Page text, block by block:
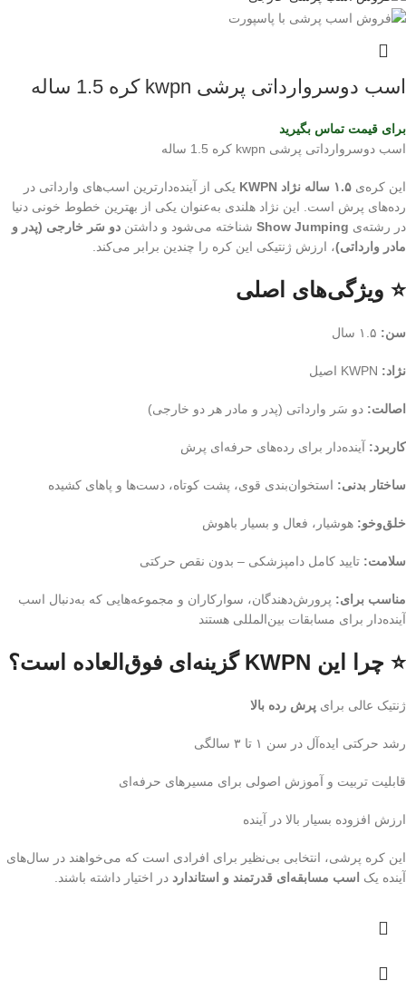
اسب دوسروارداتی پرشی kwpn کره 1.5 ساله
برای قیمت تماس بگیرید
اسب دوسروارداتی پرشی kwpn کره 1.5 ساله
این کره‌ی ۱.۵ ساله نژاد KWPN
یکی از آینده‌دارترین اسب‌های وارداتی در
رده‌های پرش است. این نژاد هلندی به‌عنوان یکی از بهترین خطوط خونی دنیا
در رشته‌ی Show Jumping شناخته می‌شود و داشتن دو سَر خارجی (پدر و
مادر وارداتی)، ارزش ژنتیکی این کره را چندین برابر می‌کند.
⭐ ویژگی‌های اصلی
سن:
نژاد:
اصالت: دو سَر وارداتی (پدر و مادر هر دو خارجی)
کاربرد: آینده‌دار برای رده‌های حرفه‌ای پرش
ساختار بدنی: استخوان‌بندی قوی، پشت کوتاه، دست‌ها و پاهای کشیده
خلق‌وخو: هوشیار، فعال و بسیار باهوش
سلامت: تایید کامل دامپزشکی – بدون نقص حرکتی
مناسب برای: پرورش‌دهندگان، سوارکاران و مجموعه‌هایی که به‌دنبال اسب
آینده‌دار برای مسابقات بین‌المللی هستند
⭐ چرا این KWPN گزینه‌ای فوق‌العاده است؟
ژنتیک عالی برای پرش رده بالا
رشد حرکتی ایده‌آل در سن ۱ تا ۳ سالگی
قابلیت تربیت و آموزش اصولی برای مسیرهای حرفه‌ای
ارزش افزوده بسیار بالا در آینده
این کره پرشی، انتخابی بی‌نظیر برای افرادی است که می‌خواهند در سال‌های
آینده یک
اسب مسابقه‌ای قدرتمند و استاندارد در اختیار داشته باشند.